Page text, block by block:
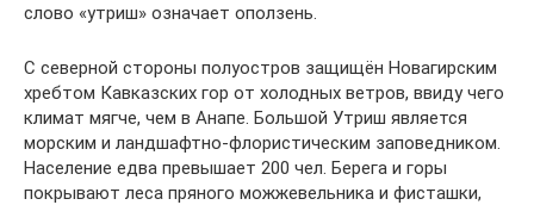
слово «утриш» означает оползень.
С северной стороны полуостров защищён Новагирским
хребтом Кавказских гор от холодных ветров, ввиду чего
климат мягче, чем в Анапе. Большой Утриш является
морским и ландшафтно-флористическим заповедником.
Население едва превышает 200 чел. Берега и горы
покрывают леса пряного можжевельника и фисташки,